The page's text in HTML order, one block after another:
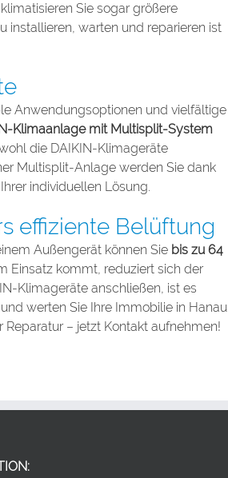
Sie sogar größere
installieren, warten und reparieren ist
Anwendungsoptionen und vielfältige
Klimaanlage mit Multisplit-System
die DAIKIN-Klimageräte
Multisplit-Anlage werden Sie dank
individuellen Lösung.
effiziente Belüftung
Außengerät können Sie bis zu 64
Einsatz kommt, reduziert sich der
Klimageräte anschließen, ist es
werten Sie Ihre Immobilie in Hanau
– jetzt Kontakt aufnehmen!